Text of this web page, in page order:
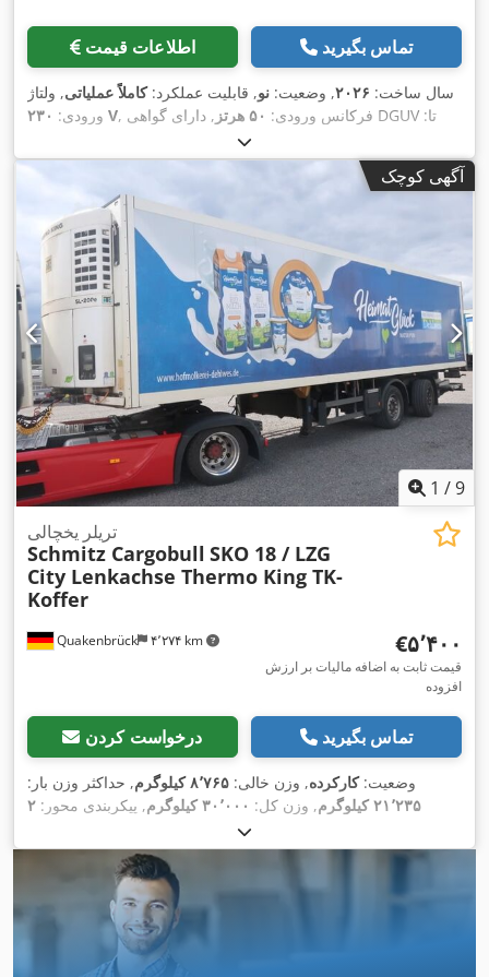
اطلاعات قیمت تماس بگیرید
سال ساخت: ۲۰۲۶, وضعیت: نو, قابلیت عملکرد:کاملاً عملیاتی, ولتاژ
ورودی: ۲۳۰ V , فرکانس ورودی: ۵۰ هرتز
, دارای گواهی DGUV تا:
۰۸/۲۰۲۷, شماره دستگاه/وسیله نقلیه:
آگهی کوچک
1 /9
Quakenbrück ۴٬۲۷۴ km
تریلر یخچالی
Schmitz Cargobull SKO 18 / LZG
City Lenkachse Thermo King TK-
Koffer
‎€۵٬۴۰۰
قیمت ثابت به اضافه مالیات بر ارزش
افزوده
درخواست کردن تماس بگیرید
وضعیت:کارکرده, وزن خالی: ۸٬۷۶۵ کیلوگرم
, حداکثر وزن بار:
۲۱٬۲۳۵ کیلوگرم
, وزن کل: ۳۰٬۰۰۰ کیلوگرم , پیکربندی محور: ۲
, ثبت‌نام اولیه:
فضای بارگیری:۱۰٬۹۵۸ میلی‌متر , عرض فضای بارگیری:۲٬۴۵۶
, طول کل:
, عرض کل: , ارتفاع کل:۱۱۲٬۰۰۰ میلی‌متر
سیستم تعلیق:هوا, سایز تایر:
, اندازه لاستیک جلو:
تجهیزات: اِی‌بی‌اِس‎, بالابر عقب